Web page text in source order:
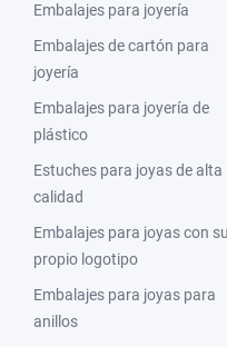
Embalajes para joyería
Embalajes de cartón para
joyería
Embalajes para joyería de
plástico
Estuches para joyas de alta
calidad
Embalajes para joyas con su
propio logotipo
Embalajes para joyas para
anillos